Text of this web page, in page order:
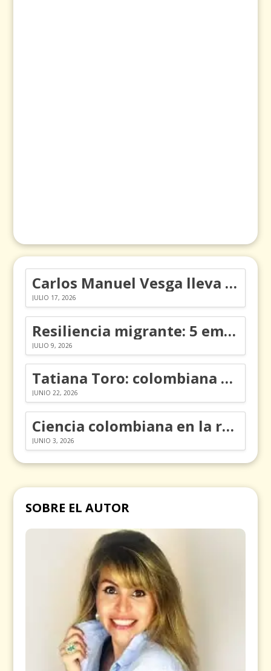
Carlos Manuel Vesga lleva el nombre de Colombia a los Emmy
JULIO 17, 2026
Resiliencia migrante: 5 emociones y cómo gestionarlas
JULIO 9, 2026
Tatiana Toro: colombiana que cambió la historia de las matemáticas
JUNIO 22, 2026
Ciencia colombiana en la revolución de los órganos en chips
JUNIO 3, 2026
SOBRE EL AUTOR